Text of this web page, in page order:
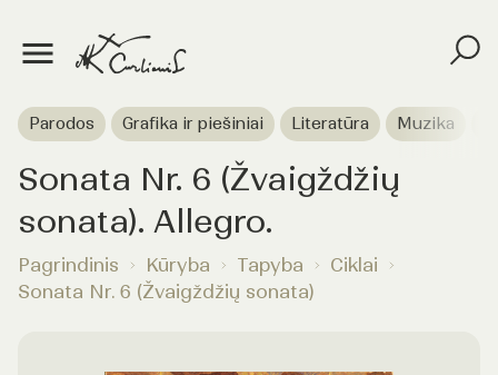
Parodos Grafika ir piešiniai Literatūra Muzika
Sonata Nr. 6 (Žvaigždžių
sonata). Allegro.
Pagrindinis Kūryba Tapyba
Ciklai
Sonata Nr. 6 (Žvaigždžių sonata)